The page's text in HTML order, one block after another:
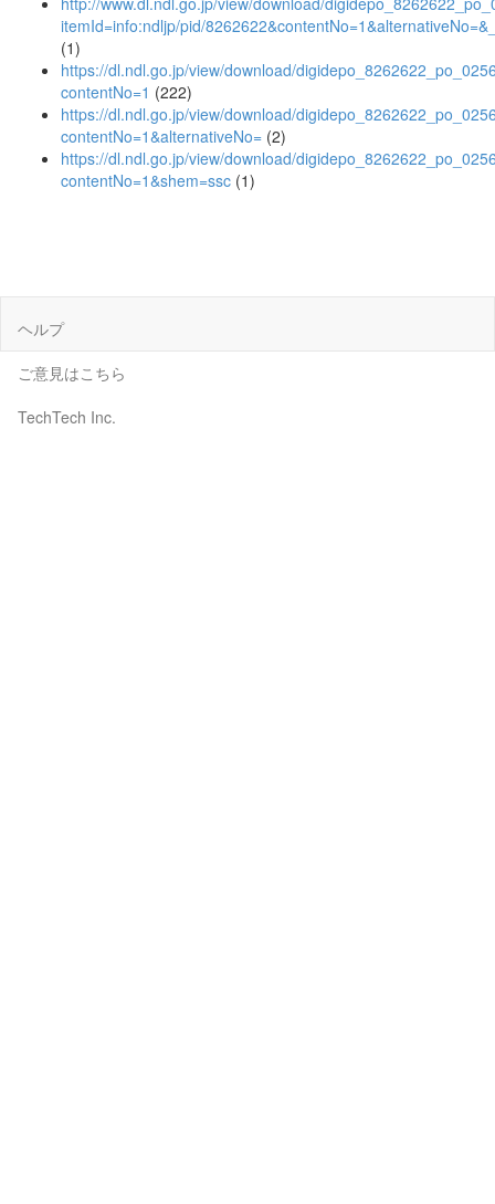
itemId=info:ndljp/pid/
(1)
https://dl.ndl.go.jp/view/download/
contentNo=1 (222)
https://dl.ndl.go.jp/view/download/
contentNo=1&alternativeNo= (2)
https://dl.ndl.go.jp/view/download/
contentNo=1&shem=ssc (1)
ヘルプ
ご意見はこちら
TechTech Inc.